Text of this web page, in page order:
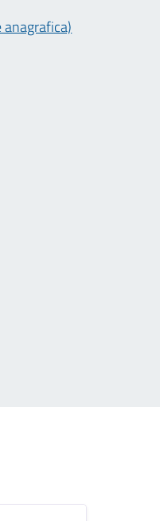
anagrafica)